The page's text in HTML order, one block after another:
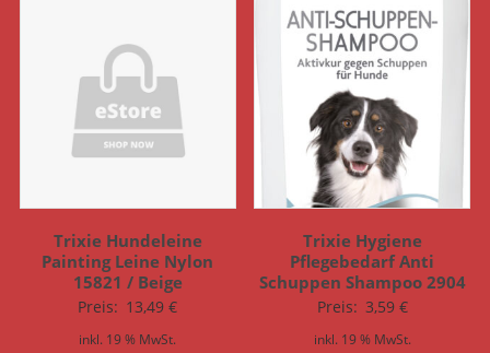
Trixie Hundeleine
Painting Leine Nylon
15821 / Beige
Preis: 13,49€
inkl. 19 % MwSt.
Trixie Hygiene
Pflegebedarf Anti
Schuppen Shampoo 2904
Preis: 3,59 €
inkl. 19 % MwSt.